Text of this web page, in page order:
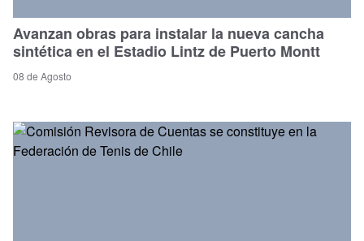
Avanzan obras para instalar la nueva cancha
sintética en el Estadio Lintz de Puerto Montt
08 de Agosto